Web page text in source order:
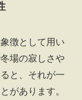
徴として用い
場の寂しさや
と、それが一
があります。